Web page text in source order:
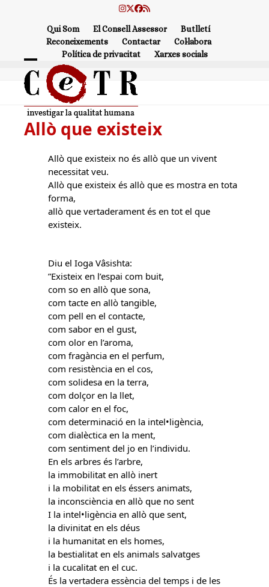
Instagram
Twitter
Facebook
RSS
Qui Som El Consell Assessor
Butlletí
Reconeixements
Contactar
Col·labora
Política de privacitat
Xarxes socials
Open
mobile
menu
Close
mobile
menu
Allò que existeix
Allò que existeix no és allò que un vivent
necessitat veu.
Allò que existeix és allò que es mostra en tota
forma,
allò que vertaderament és en tot el que
existeix.
Diu el Ioga Vâsishta:
”Existeix en l’espai com buit,
com so en allò que sona,
com tacte en allò tangible,
com pell en el contacte,
com sabor en el gust,
com olor en l’aroma,
com fragància en el perfum,
com resistència en el cos,
com solidesa en la terra,
com dolçor en la llet,
com calor en el foc,
com determinació en la intel•ligència,
com dialèctica en la ment,
com sentiment del jo en l’individu.
En els arbres és l’arbre,
la immobilitat en allò inert
i la mobilitat en els éssers animats,
la inconsciència en allò que no sent
I la intel•ligència en allò que sent,
la divinitat en els déus
i la humanitat en els homes,
la bestialitat en els animals salvatges
i la cucalitat en el cuc.
És la vertadera essència del temps i de les